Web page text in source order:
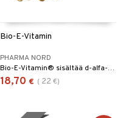
Bio-E-Vitamin
PHARMA NORD
Bio-E-Vitamin® sisältää d-alfa-tokoferolia, luonnon omaa E-vitamiinia, joka on vahvin ja aktiivisin vitamiinin muoto.
18,70 € ( 22 €)